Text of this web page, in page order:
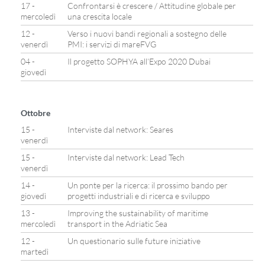
17 -
mercoledì
Confrontarsi è crescere / Attitudine globale per
una crescita locale
12 -
venerdì
Verso i nuovi bandi regionali a sostegno delle
PMI: i servizi di mareFVG
04 -
giovedì
Il progetto SOPHYA all’Expo 2020 Dubai
Ottobre
15 -
venerdì
Interviste dal network: Seares
15 -
venerdì
Interviste dal network: Lead Tech
14 -
giovedì
Un ponte per la ricerca: il prossimo bando per
progetti industriali e di ricerca e sviluppo
13 -
mercoledì
Improving the sustainability of maritime
transport in the Adriatic Sea
12 -
martedì
Un questionario sulle future iniziative